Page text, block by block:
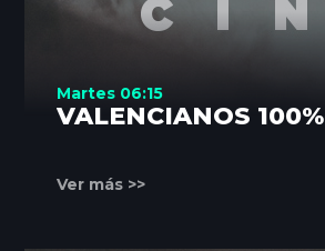
Martes 06:15
VALENCIANOS 100%
Ver más >>